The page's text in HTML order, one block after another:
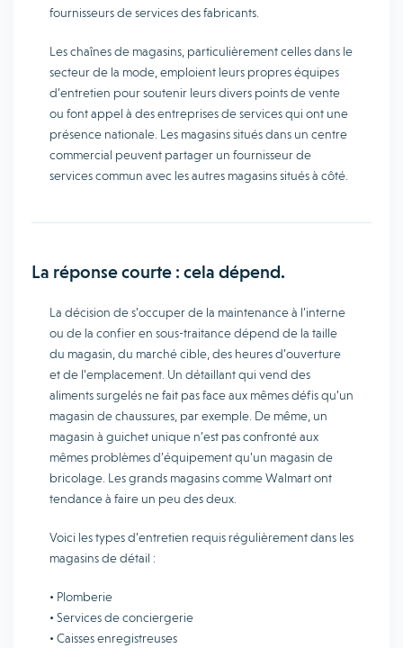
fournisseurs de services des fabricants.
Les chaînes de magasins, particulièrement celles dans le
secteur de la mode, emploient leurs propres équipes
d’entretien pour soutenir leurs divers points de vente
ou font appel à des entreprises de services qui ont une
présence nationale. Les magasins situés dans un centre
commercial peuvent partager un fournisseur de
services commun avec les autres magasins situés à côté.
La réponse courte : cela dépend.
La décision de s’occuper de la maintenance à l’interne
ou de la confier en sous-traitance dépend de la taille
du magasin, du marché cible, des heures d’ouverture
et de l’emplacement. Un détaillant qui vend des
aliments surgelés ne fait pas face aux mêmes défis qu’un
magasin de chaussures, par exemple. De même, un
magasin à guichet unique n’est pas confronté aux
mêmes problèmes d’équipement qu’un magasin de
bricolage. Les grands magasins comme Walmart ont
tendance à faire un peu des deux.
Voici les types d’entretien requis régulièrement dans les
magasins de détail :
• Plomberie
• Services de conciergerie
• Caisses enregistreuses